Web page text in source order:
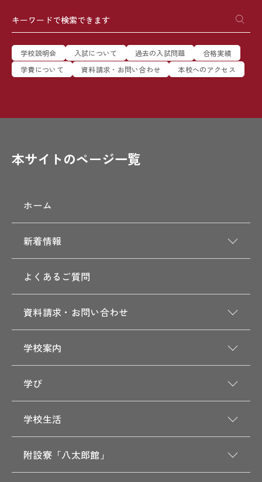
学校説明会 入試について 過去の入試問題
合格実績
学費について
資料請求・お問い合わせ 本校へのアクセス
本サイトのページ一覧
ホーム
新着情報
よくあるご質問
資料請求・お問い合わせ
学校案内
学び
学校生活
附設寮「八太郎館」